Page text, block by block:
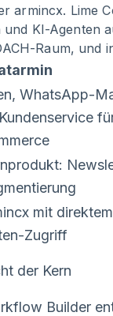
armincx. Lime
und KI-Agenten
Raum, und
WhatsApp-
mit
Zugriff
der Kern
Builder